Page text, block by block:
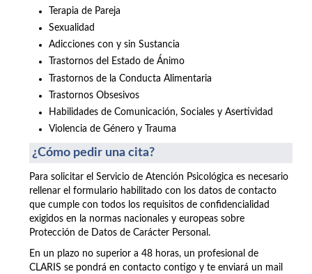
Terapia de Pareja
Sexualidad
Adicciones con y sin Sustancia
Trastornos del Estado de Ánimo
Trastornos de la Conducta Alimentaria
Trastornos Obsesivos
Habilidades de Comunicación, Sociales y Asertividad
Violencia de Género y Trauma
¿Cómo pedir una cita?
Para solicitar el Servicio de Atención Psicológica es necesario
rellenar el formulario habilitado con los datos de contacto
que cumple con todos los requisitos de confidencialidad
exigidos en la normas nacionales y europeas sobre
Protección de Datos de Carácter Personal.
En un plazo no superior a 48 horas, un profesional de
CLARIS se pondrá en contacto contigo y te enviará un mail